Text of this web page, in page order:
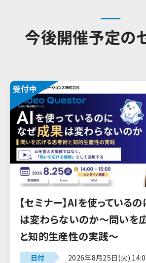
今後開催予定の
受付中
【セミナー】AIを使っている
は変わらないのか～問いを
と知的生産性の実践～
日付
2026年8月25日(火)